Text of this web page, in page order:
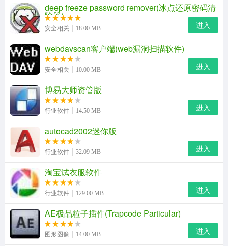
星火英语四级算分器功能特点：
2.无需任何手动计算
deep freeze password remover(冰点还原密码清
除器)
安全相关 18.00 MB 进入
webdavscan客户端(web漏洞扫描软件)
安全相关 10.00 MB 进入
博易大师资管版
行业软件 14.50 MB 进入
autocad2002迷你版
行业软件 32.09 MB 进入
淘宝试衣服软件
行业软件 129.00 MB 进入
AE极品粒子插件(Trapcode Particular)
图形图像 14.00 MB 进入